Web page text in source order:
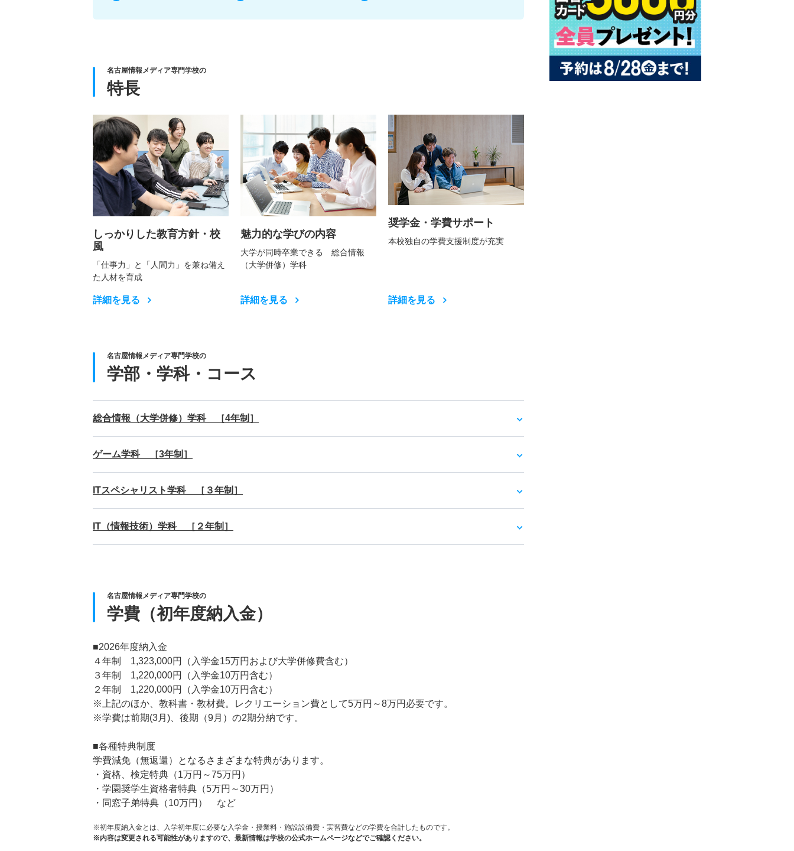
名古屋情報メディア専門学校の
特長
しっかりした教育方針・校
風
「仕事力」と「人間力」を兼ね備え
た人材を育成
詳細を見る
魅力的な学びの内容
大学が同時卒業できる 総合情報
（大学併修）学科
詳細を見る
奨学金・学費サポート
本校独自の学費支援制度が充実
詳細を見る
名古屋情報メディア専門学校の
学部・学科・コース
総合情報（大学併修）学科 ［4年制］
ゲーム学科 ［3年制］
ITスペシャリスト学科 ［３年制］
IT（情報技術）学科 ［２年制］
名古屋情報メディア専門学校の
学費（初年度納入金）
■2026年度納入金
４年制 1,323,000円（入学金15万円および大学併修費含む）
３年制 1,220,000円（入学金10万円含む）
２年制 1,220,000円（入学金10万円含む）
※上記のほか、教科書・教材費。レクリエーション費として5万円～8万円必要です。
※学費は前期(3月)、後期（9月）の2期分納です。
■各種特典制度
学費減免（無返還）となるさまざまな特典があります。
・資格、検定特典（1万円～75万円）
・学園奨学生資格者特典（5万円～30万円）
・同窓子弟特典（10万円） など
※初年度納入金とは、入学初年度に必要な入学金・授業料・施設設備費・実習費などの学費を合計したものです。
※内容は変更される可能性がありますので、最新情報は学校の公式ホームページなどでご確認ください。